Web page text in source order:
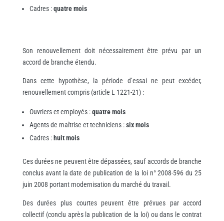
Cadres :quatre mois
Son renouvellement doit nécessairement être prévu par un
accord de branche étendu.
Dans cette hypothèse, la période d’essai ne peut excéder,
renouvellement compris (article L 1221-21) :
Ouvriers et employés :quatre mois
Agents de maîtrise et techniciens :six mois
Cadres : huit mois
Ces durées ne peuvent être dépassées, sauf accords de branche
conclus avant la date de publication de la loi n° 2008-596 du 25
juin 2008 portant modernisation du marché du travail.
Des durées plus courtes peuvent être prévues par accord
collectif (conclu après la publication de la loi) ou dans le contrat